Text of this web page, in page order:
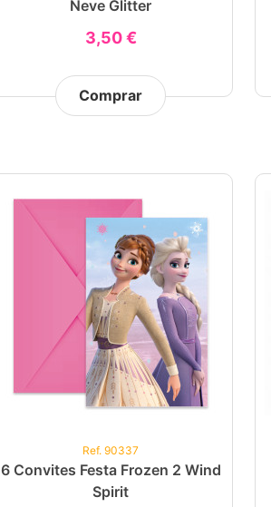
Neve Glitter
3,50 €
Comprar
Ref. 90337
6 Convites Festa Frozen 2 Wind
Spirit